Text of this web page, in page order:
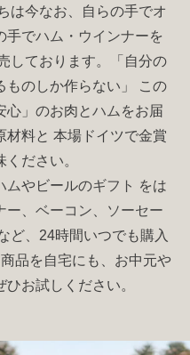
は今なお、自らの手でオ
手でハム ・ ウインナーを
しております。「自分の
ものしか作らない」 この
心」のお肉とハムをお届
材料と 本場ドイツで金賞
ださい。
ムやビールのギフト をは
ー、 ベーコン、
ソーセー
ど、24時間いつでも購入
品を自宅にも、お中元や
ひお試しください。